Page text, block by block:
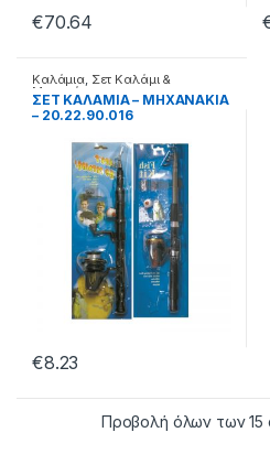
€70.64
Καλάμια, Σετ Καλάμι &
Μηχανάκι
ΣΕΤ ΚΑΛΑΜΙΑ – ΜΗΧΑΝΑΚΙΑ
– 20.22.90.016
€8.23
Προβολή όλων των